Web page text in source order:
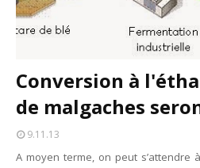
Conversion à
de malgaches
9.11.13
A moyen terme, on peut s’attendre